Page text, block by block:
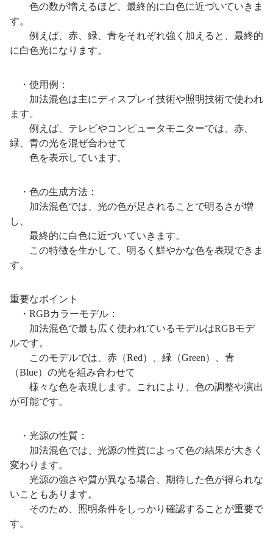
色の数が増えるほど、最終的に白色に近づいていきま
す。
例えば、赤、緑、青をそれぞれ強く加えると、最終的
に白色光になります。
・使用例：
加法混色は主にディスプレイ技術や照明技術で使われ
ます。
例えば、テレビやコンピュータモニターでは、赤、
緑、青の光を混ぜ合わせて
色を表示しています。
・色の生成方法：
加法混色では、光の色が足されることで明るさが増
し、
最終的に白色に近づいていきます。
この特徴を生かして、明るく鮮やかな色を表現できま
す。
重要なポイント
・RGBカラーモデル：
加法混色で最も広く使われているモデルはRGBモデ
ルです。
このモデルでは、赤（Red）、緑（Green）、青
（Blue）の光を組み合わせて
様々な色を表現します。これにより、色の調整や演出
が可能です。
・光源の性質：
加法混色では、光源の性質によって色の結果が大きく
変わります。
光源の強さや質が異なる場合、期待した色が得られな
いこともあります。
そのため、照明条件をしっかり確認することが重要で
す。